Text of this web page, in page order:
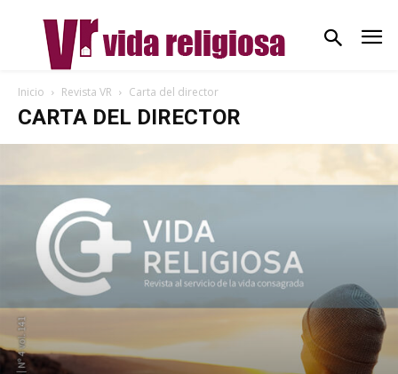
Inicio Revista VR Carta del director
CARTA DEL DIRECTOR